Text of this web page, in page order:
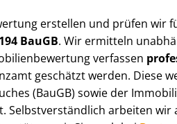
erstellen und prüfen wir
BauGB. Wir ermitteln
verfassen
geschätzt werden. Diese
(BauGB) sowie der
Selbst­ver­ständ­lich arbeiten wir